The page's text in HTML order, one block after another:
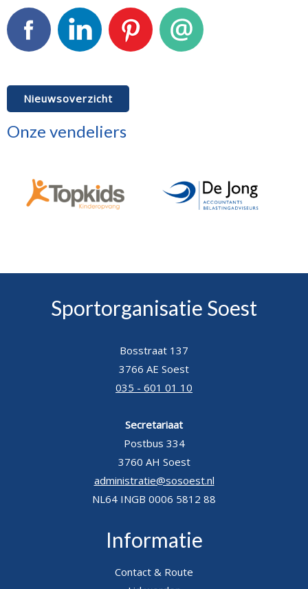
Nieuwsoverzicht
Onze vendeliers
Sportorganisatie Soest
Bosstraat 137
3766 AE Soest
035 - 601 01 10
Secretariaat
Postbus 334
3760 AH Soest
administratie@sosoest.nl
NL64 INGB 0006 5812 88
Informatie
Contact & Route